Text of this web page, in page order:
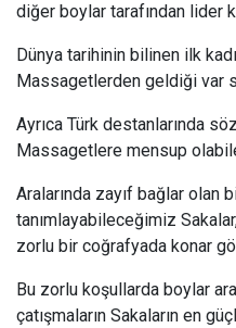
diğer boylar tarafından lider
Dünya tarihinin bilinen ilk
Massagetlerden geldiği var
Ayrıca Türk destanlarında
Massagetlere mensup
Aralarında zayıf bağlar olan
tanımlayabileceğimiz
zorlu bir coğrafyada konar
Bu zorlu koşullarda boylar
çatışmaların Sakaların en